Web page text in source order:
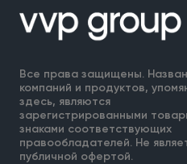
Все права защищены.
компаний и продуктов,
здесь, являются
зарегистрированными
знаками соответствующих
правообладателей. Не
публичной офертой.